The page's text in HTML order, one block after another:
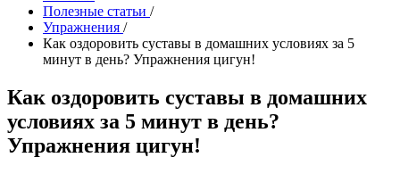
Полезные статьи /
Упражнения /
Как оздоровить суставы в домашних условиях за 5
минут в день? Упражнения цигун!
Как оздоровить суставы в домашних
условиях за 5 минут в день?
Упражнения цигун!